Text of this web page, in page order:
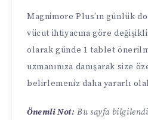
Magnimore Plus’ın günlük
vücut ihtiyacına göre
olarak günde 1 tablet
uzmanınıza danışarak size
belirlemeniz daha yararlı
Önemli Not: Bu sayfa